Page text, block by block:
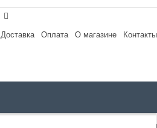
Доставка Оплата О магазине Контакты